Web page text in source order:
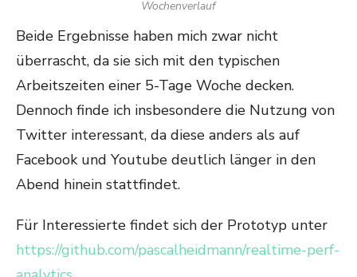
Wochenverlauf
Beide Ergebnisse haben mich zwar nicht
überrascht, da sie sich mit den typischen
Arbeitszeiten einer 5-Tage Woche decken.
Dennoch finde ich insbesondere die Nutzung von
Twitter interessant, da diese anders als auf
Facebook und Youtube deutlich länger in den
Abend hinein stattfindet.
Für Interessierte findet sich der Prototyp unter
https://github.com/pascalheidmann/realtime-perf-